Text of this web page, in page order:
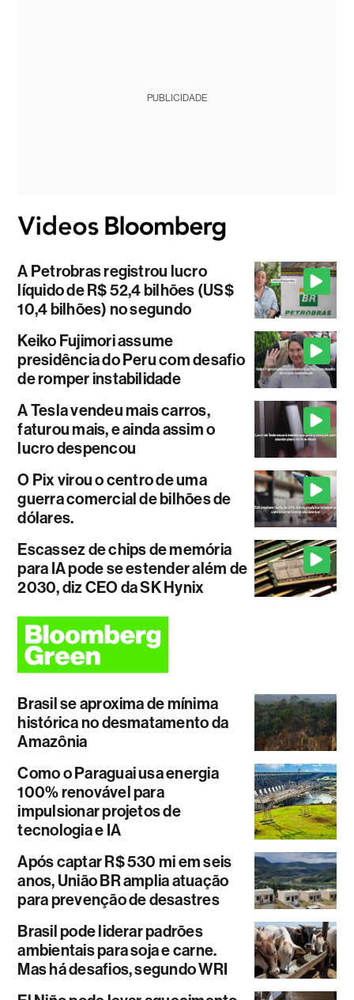
PUBLICIDADE
A Petrobras registrou lucro
líquido de R$ 52,4 bilhões (US$
10,4 bilhões) no segundo
Keiko Fujimori assume
presidência do Peru com desafio
de romper instabilidade
A Tesla vendeu mais carros,
faturou mais, e ainda assim o
lucro despencou
O Pix virou o centro de uma
guerra comercial de bilhões de
dólares.
Escassez de chips de memória
para IA pode se estender além de
2030, diz CEO da SK Hynix
Brasil se aproxima de mínima
histórica no desmatamento da
Amazônia
Como o Paraguai usa energia
100% renovável para
impulsionar projetos de
tecnologia e IA
Após captar R$ 530 mi em seis
anos, União BR amplia atuação
para prevenção de desastres
Brasil pode liderar padrões
ambientais para soja e carne.
Mas há desafios, segundo WRI